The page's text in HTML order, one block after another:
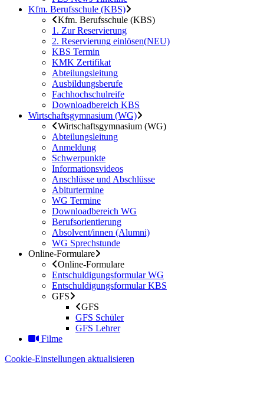
Kfm. Berufsschule (KBS)
Kfm. Berufsschule (KBS)
1. Zur Reservierung
2. Reservierung einlösen(NEU)
KBS Termin
KMK Zertifikat
Abteilungsleitung
Ausbildungsberufe
Fachhochschulreife
Downloadbereich KBS
Wirtschaftsgymnasium (WG)
Wirtschaftsgymnasium (WG)
Abteilungsleitung
Anmeldung
Schwerpunkte
Informationsvideos
Anschlüsse und Abschlüsse
Abiturtermine
WG Termine
Downloadbereich WG
Berufsorientierung
Absolvent/innen (Alumni)
WG Sprechstunde
Online-Formulare
Online-Formulare
Entschuldigungsformular WG
Entschuldigungsformular KBS
GFS
GFS
GFS Schüler
GFS Lehrer
Filme
Cookie-Einstellungen aktualisieren